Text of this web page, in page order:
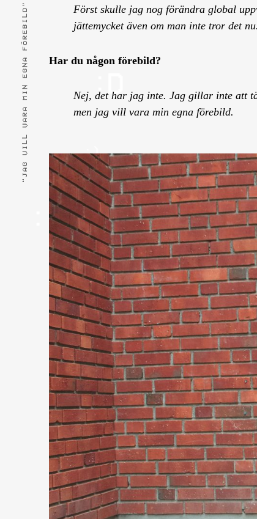
“JAG VILL VARA MIN EGNA FÖREBILD”
Först skulle jag nog förändra global
jättemycket även om man inte tror det
Har du någon förebild?
Nej, det har jag inte. Jag gillar inte att
men jag vill vara min egna förebild.